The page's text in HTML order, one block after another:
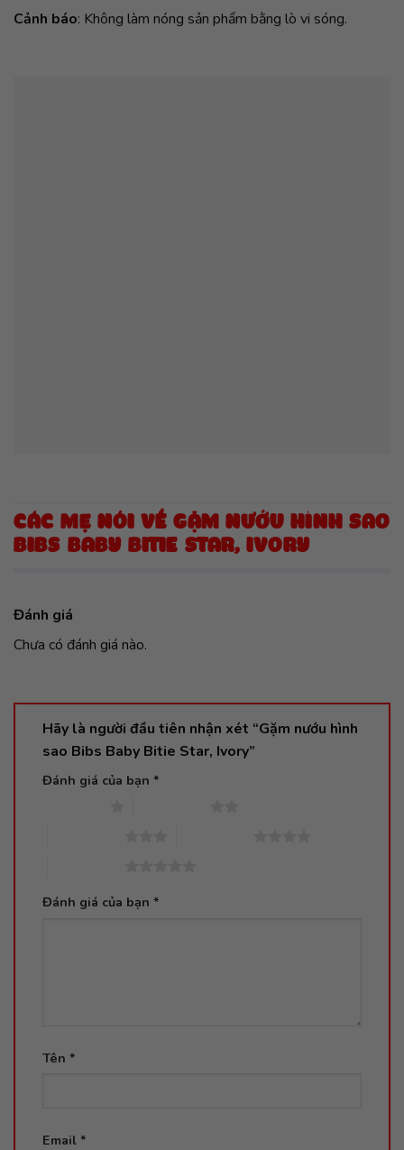
Cảnh báo: Không làm nóng sản phẩm bằng lò vi sóng.
CÁC MẸ NÓI VỀ GẶM NƯỚU HÌNH SAO
BIBS BABY BITIE STAR, IVORY
Đánh giá
Chưa có đánh giá nào.
Hãy là người đầu tiên nhận xét “Gặm nướu hình
sao Bibs Baby Bitie Star, Ivory”
Đánh giá của bạn *
Đánh giá của bạn *
Tên *
Email *